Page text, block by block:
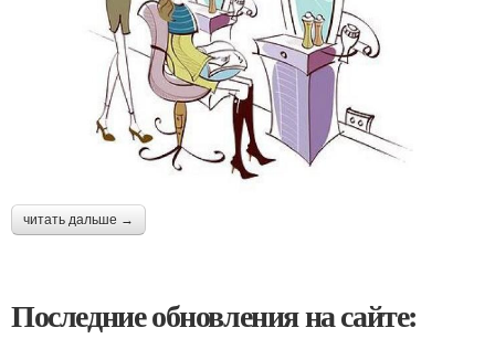
читать дальше →
Последние обновления на сайте: